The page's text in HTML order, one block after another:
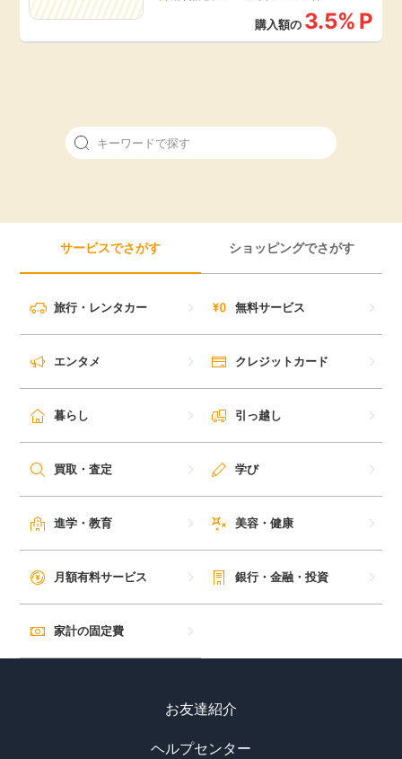
購入額の 3.5% P
サービスでさがす ショッピングでさがす
旅行・レンタカー 無料サービス
エンタメ クレジットカード
暮らし 引っ越し
買取・査定 学び
進学・教育 美容・健康
月額有料サービス 銀行・金融・投資
家計の固定費
お友達紹介
ヘルプセンター